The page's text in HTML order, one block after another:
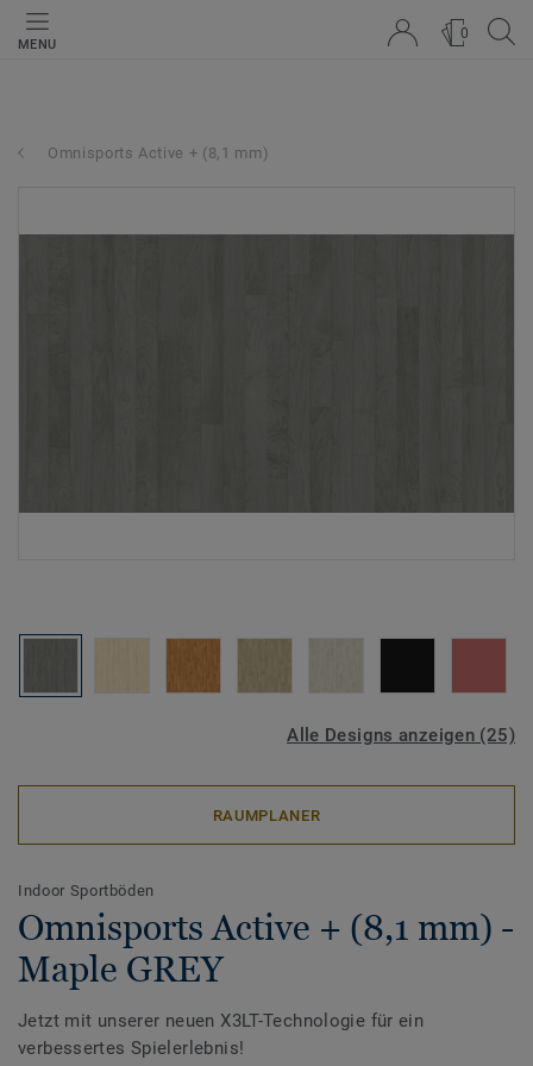
MENU
0
Omnisports Active + (8,1 mm)
Alle Designs anzeigen (25)
RAUMPLANER
Indoor Sportböden
Omnisports Active + (8,1 mm) -
Maple GREY
Jetzt mit unserer neuen X3LT-Technologie für ein
verbessertes Spielerlebnis!